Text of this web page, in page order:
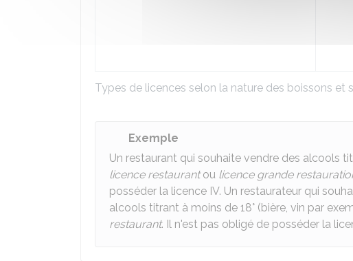
Types de licences selon la nature des boissons et
Exemple
Un restaurant qui souhaite vendre des alcools
licence restaurantou licence grande
posséder la licence IV. Un restaurateur qui
alcools titrant à moins de 18° (bière, vin par
restaurant. Il n'est pas obligé de posséder la